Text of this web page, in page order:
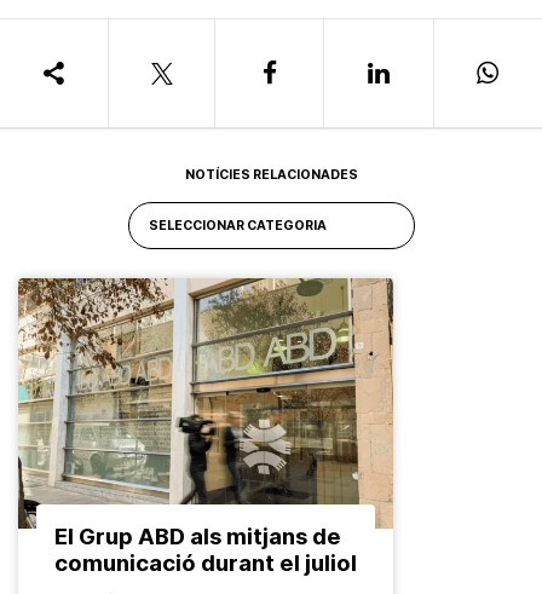
NOTÍCIES RELACIONADES
El Grup ABD als mitjans de
comunicació durant el juliol